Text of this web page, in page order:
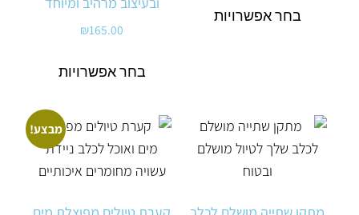
בחר אפשרויות
₪165.00
בחר אפשרויות
מבצע!